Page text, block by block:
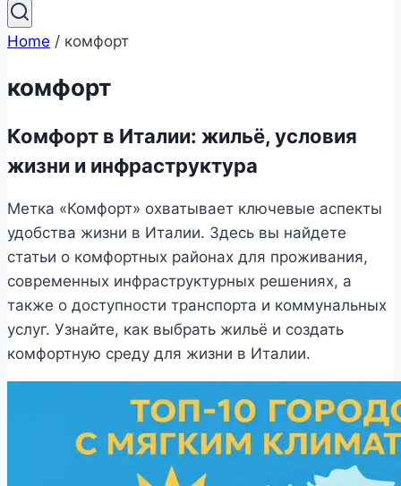
Home / комфорт
комфорт
Комфорт в Италии: жильё, условия
жизни и инфраструктура
Метка «Комфорт» охватывает ключевые аспекты
удобства жизни в Италии. Здесь вы найдете
статьи о комфортных районах для проживания,
современных инфраструктурных решениях, а
также о доступности транспорта и коммунальных
услуг. Узнайте, как выбрать жильё и создать
комфортную среду для жизни в Италии.